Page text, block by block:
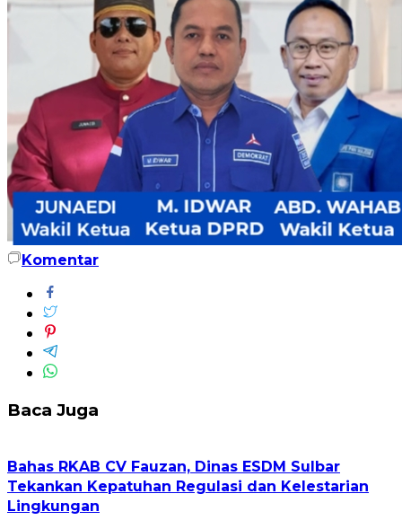
Komentar
Baca Juga
Bahas RKAB CV Fauzan, Dinas ESDM Sulbar
Tekankan Kepatuhan Regulasi dan Kelestarian
Lingkungan